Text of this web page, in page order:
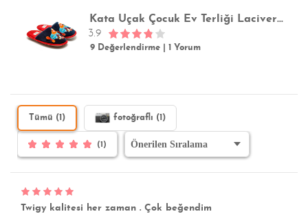
Kata Uçak Çocuk Ev Terliği Lacivert 30/35
3.9
9 Değerlendirme 1 Yorum
Tümü (1) fotoğraflı (1)
(1)
Twigy kalitesi her zaman . Çok beğendim